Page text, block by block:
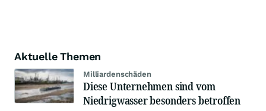
Aktuelle Themen
Milliardenschäden
Diese Unternehmen sind vom
Niedrigwasser besonders betroffen